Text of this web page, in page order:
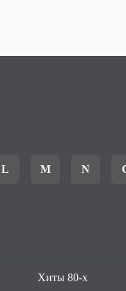
L M N
Хиты 80-х